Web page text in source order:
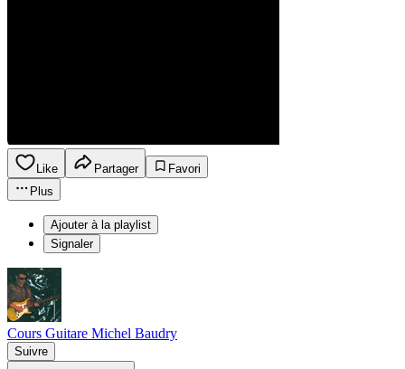
Like Partager
Favori
Plus
Ajouter à la playlist
Signaler
Cours Guitare Michel Baudry
Suivre